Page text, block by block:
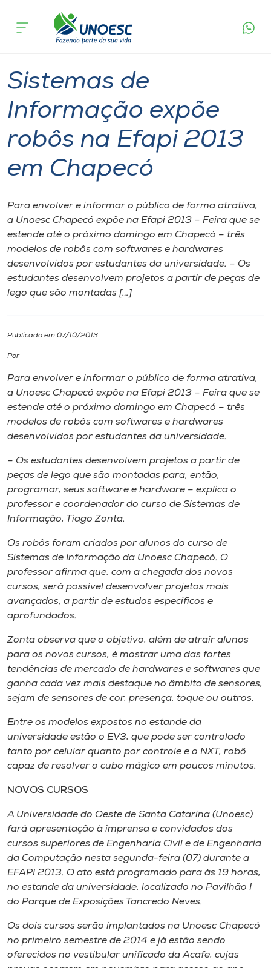
Cursos
Pesquisa
Atendimento ao Estudante
Portal de Ensino
A
Internacionalização
I.nova
Diplomados
CPA
Biblioteca
Editora
Rádio
Museu
Unoesc
Store
Selecione
o idioma
A+
A-
acontece
Sistemas de
Informação expõe
robôs na Efapi 2013
em Chapecó
Para envolver e informar o público de forma atrativa,
a Unoesc Chapecó expõe na Efapi 2013 – Feira que se
estende até o próximo domingo em Chapecó – três
modelos de robôs com softwares e hardwares
desenvolvidos por estudantes da universidade. – Os
estudantes desenvolvem projetos a partir de peças de
lego que são montadas […]
Publicado em 07/10/2013
Por
Para envolver e informar o público de forma atrativa,
a Unoesc Chapecó expõe na Efapi 2013 – Feira que se
estende até o próximo domingo em Chapecó – três
modelos de robôs com softwares e hardwares
desenvolvidos por estudantes da universidade.
– Os estudantes desenvolvem projetos a partir de
peças de lego que são montadas para, então,
programar, seus software e hardware – explica o
professor e coordenador do curso de Sistemas de
Informação, Tiago Zonta.
Os robôs foram criados por alunos do curso de
Sistemas de Informação da Unoesc Chapecó. O
professor afirma que, com a chegada dos novos
cursos, será possível desenvolver projetos mais
avançados, a partir de estudos específicos e
aprofundados.
Zonta observa que o objetivo, além de atrair alunos
para os novos cursos, é mostrar uma das fortes
tendências de mercado de hardwares e softwares que
ganha cada vez mais destaque no âmbito de sensores,
sejam de sensores de cor, presença, toque ou outros.
Entre os modelos expostos no estande da
universidade estão o EV3, que pode ser controlado
tanto por celular quanto por controle e o NXT, robô
capaz de resolver o cubo mágico em poucos minutos.
NOVOS CURSOS
A Universidade do Oeste de Santa Catarina (Unoesc)
fará apresentação à imprensa e convidados dos
cursos superiores de Engenharia Civil e de Engenharia
da Computação nesta segunda-feira (07) durante a
EFAPI 2013. O ato está programado para às 19 horas,
no estande da universidade, localizado no Pavilhão I
do Parque de Exposições Tancredo Neves.
Os dois cursos serão implantados na Unoesc Chapecó
no primeiro semestre de 2014 e já estão sendo
oferecidos no vestibular unificado da Acafe, cujas